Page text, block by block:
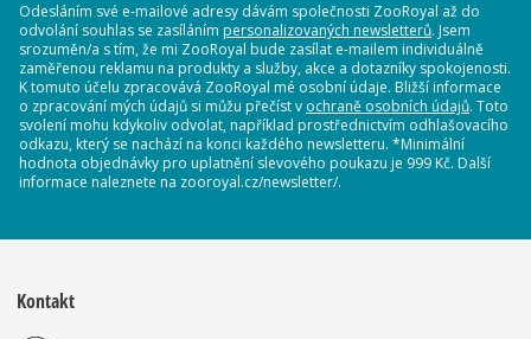
Odesláním své e-mailové adresy dávám společnosti ZooRoyal až do
odvolání souhlas se zasíláním personalizovaných newsletterů. Jsem
srozuměn/a s tím, že mi ZooRoyal bude zasílat e-mailem individuálně
zaměřenou reklamu na produkty a služby, akce a dotazníky spokojenosti.
K tomuto účelu zpracovává ZooRoyal mé osobní údaje. Bližší informace
o zpracování mých údajů si můžu přečíst v ochraně osobních údajů. Toto
svolení mohu kdykoliv odvolat, například prostřednictvím odhlašovacího
odkazu, který se nachází na konci každého newsletteru. *Minimální
hodnota objednávky pro uplatnění slevového poukazu je 999 Kč. Další
informace naleznete na zooroyal.cz/newsletter/.
Kontakt